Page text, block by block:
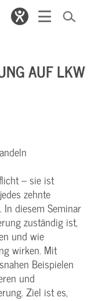
AUF LKW
– sie ist
zehnte
In diesem Seminar
zuständig ist,
und wie
wirken. Mit
Beispielen
und
Ziel ist es,